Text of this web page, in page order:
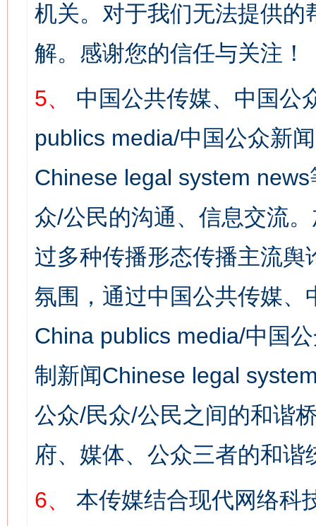
机关。对于我们无法提供
解。感谢您的信任与关注！
5、
中国公共传媒、中国公
publics media/中国公众新
Chinese legal system
众/公民的沟通、信息交流
过多种传播形态传播主流
氛围，通过中国公共传媒
China publics media/中国
制新闻Chinese legal
公众/民众/公民之间的和谐
府、媒体、公众三者的和谐
6、
本传媒结合现代网络科